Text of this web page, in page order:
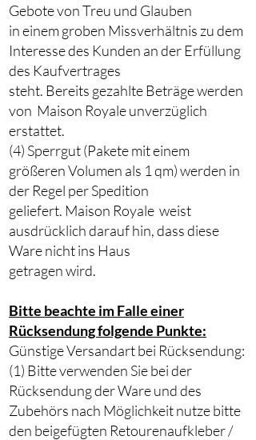
Gebote von Treu und Glauben
in einem groben Missverhältnis zu dem
Interesse des Kunden an der Erfüllung
des Kaufvertrages
steht. Bereits gezahlte Beträge werden
von Maison Royale unverzüglich
erstattet.
(4) Sperrgut (Pakete mit einem
größeren Volumen als 1 qm) werden in
der Regel per Spedition
geliefert. Maison Royale weist
ausdrücklich darauf hin, dass diese
Ware nicht ins Haus
getragen wird.
Bitte beachte im Falle einer
Rücksendung folgende Punkte:
Günstige Versandart bei Rücksendung:
(1) Bitte verwenden Sie bei der
Rücksendung der Ware und des
Zubehörs nach Möglichkeit nutze bitte
den beigefügten Retourenaufkleber /